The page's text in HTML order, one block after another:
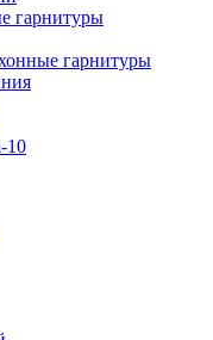
гарнитуры
гарнитуры
10